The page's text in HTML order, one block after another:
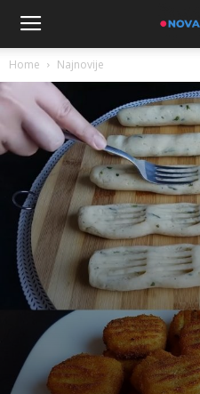
Home Najnovije